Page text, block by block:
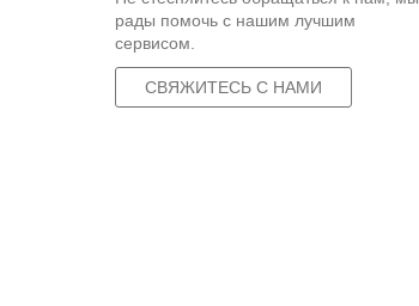
рады помочь с нашим лучшим
сервисом.
СВЯЖИТЕСЬ С НАМИ